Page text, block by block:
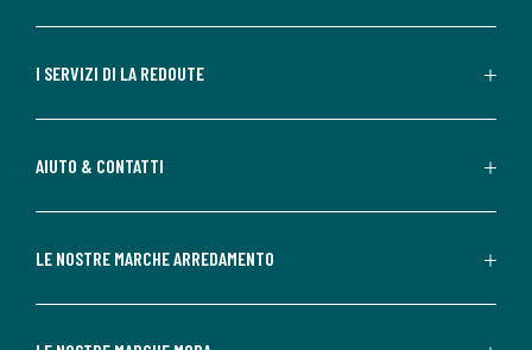
I SERVIZI DI LA REDOUTE
AIUTO & CONTATTI
LE NOSTRE MARCHE ARREDAMENTO